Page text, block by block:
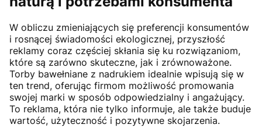
W obliczu zmieniających się preferencji konsumentów
i rosnącej świadomości ekologicznej, przyszłość
reklamy coraz częściej skłania się ku rozwiązaniom,
które są zarówno skuteczne, jak i zrównoważone.
Torby bawełniane z nadrukiem idealnie wpisują się w
ten trend, oferując firmom możliwość promowania
swojej marki w sposób odpowiedzialny i angażujący.
To reklama, która nie tylko informuje, ale także buduje
wartość, użyteczność i pozytywne skojarzenia.